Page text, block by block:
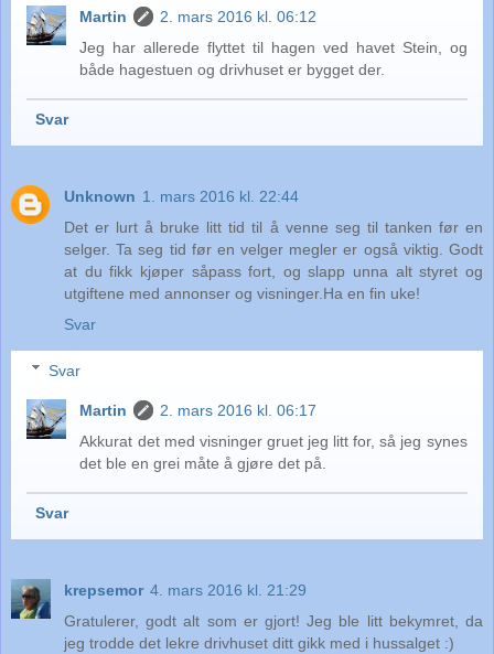
Martin
2. mars 2016 kl. 06:12
Jeg har allerede flyttet til hagen ved havet Stein, og
både hagestuen og drivhuset er bygget der.
Svar
Unknown 1. mars 2016 kl. 22:44
Det er lurt å bruke litt tid til å venne seg til tanken før en
selger. Ta seg tid før en velger megler er også viktig. Godt
at du fikk kjøper såpass fort, og slapp unna alt styret og
utgiftene med annonser og visninger.Ha en fin uke!
Svar
Svar
Martin
2. mars 2016 kl. 06:17
Akkurat det med visninger gruet jeg litt for, så jeg synes
det ble en grei måte å gjøre det på.
Svar
krepsemor 4. mars 2016 kl. 21:29
Gratulerer, godt alt som er gjort! Jeg ble litt bekymret, da
jeg trodde det lekre drivhuset ditt gikk med i hussalget :)